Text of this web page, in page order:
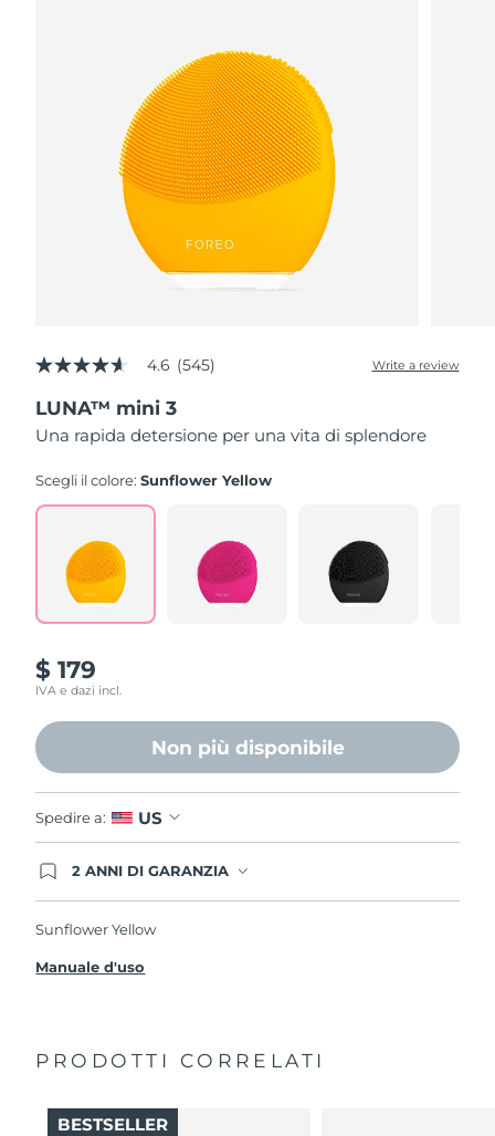
4.6
of
5
stars,
rating
Read
Reviews.
Same
page
4.6 (545) Write a review
LUNA™ mini 3
Una rapida detersione per una vita di splendore
Scegli il colore:Sunflower Yellow
$ 179
IVA e dazi incl.
Non più disponibile
Spedire a: US
2 ANNI DI GARANZIA
che, in caso di difetti nei primi 2 anni dalla data di
gratuitamente.
Sunflower Yellow
Manuale d'uso
PRODOTTI CORRELATI
BESTSELLER